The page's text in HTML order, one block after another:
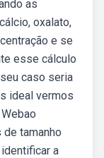
as
oxalato,
e se
esse cálculo
caso seria
ideal vermos
tamanho
a